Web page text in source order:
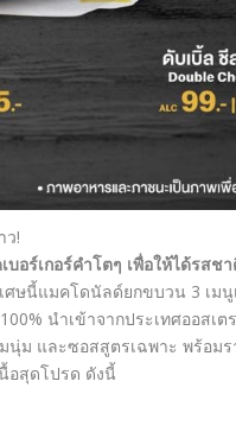
ว!
อร์เกอร์คำโตๆ เพื่อให้ได้รสช
ศษนี้แมคโดนัลด์ยกขบวน 3 เม
100% นำเข้าจากประเทศออสเต
ม และซอสสูตรเฉพาะ พร้อม
อสุดโปรด ดังนี้